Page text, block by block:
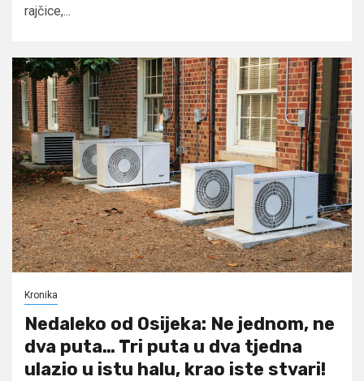
rajčice,...
Kronika
Nedaleko od Osijeka: Ne jednom, ne
dva puta… Tri puta u dva tjedna
ulazio u istu halu, krao iste stvari!